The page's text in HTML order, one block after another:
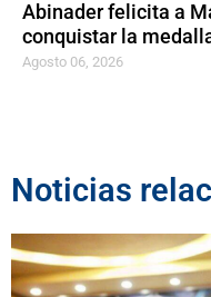
Abinader felicita a
conquistar la
Agosto 06, 2026
Noticias